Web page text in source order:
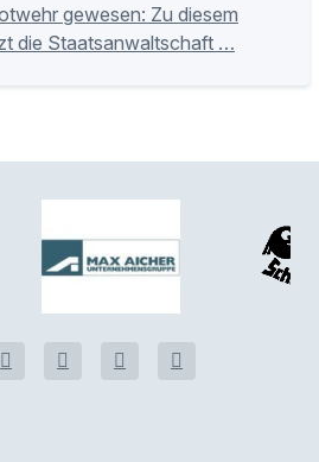
gewesen: Zu diesem
die Staatsanwaltschaft …